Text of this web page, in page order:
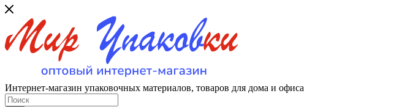
Интернет-магазин упаковочных материалов, товаров для дома и офиса